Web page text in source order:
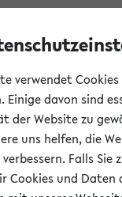
App
der
Bielefeld
verwendet
Einige davon sind
der Website zu
uns helfen, die
Falls Sie
Cookies und Daten